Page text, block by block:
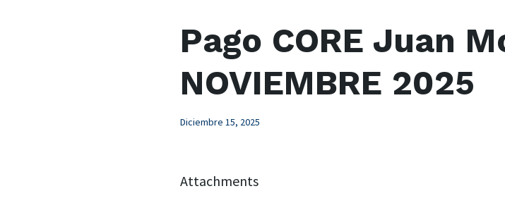
Pago CORE Juan
NOVIEMBRE 2025
Diciembre 15, 2025
Attachments